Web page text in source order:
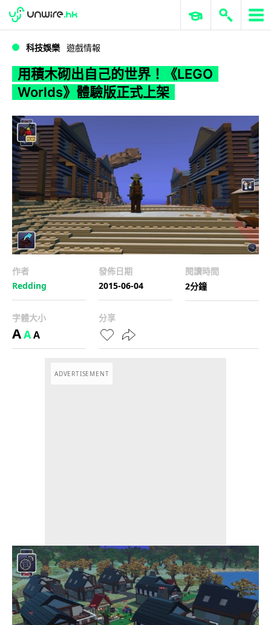
WWDC 2026 ERP 與商業 AI
科技娛樂 遊戲情報
用積木砌出自己的世界！《LEGO
Worlds》體驗版正式上架
作者
Redding
發佈日期
2015-06-04
閱讀時間
2分鐘
字體大小
AAA
分享
ADVERTISEMENT